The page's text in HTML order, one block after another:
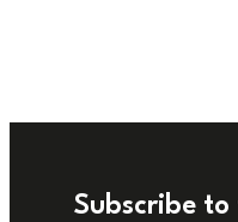
Subscribe